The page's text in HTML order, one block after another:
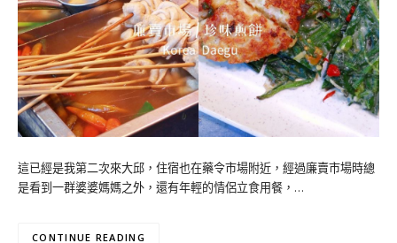
這已經是我第二次來大邱，住宿也在藥令市場附近，經過廉賣市場時總
是看到一群婆婆媽媽之外，還有年輕的情侶立食用餐，…
CONTINUE READING